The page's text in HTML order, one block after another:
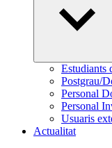
Estudiants
Postgrau/
Personal
Personal
Usuaris
Actualitat